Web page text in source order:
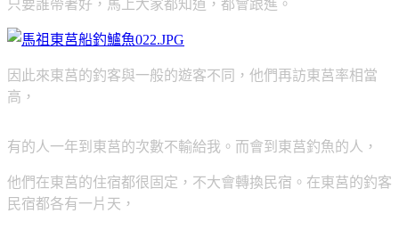
只要誰帶著好，馬上大家都知道，都會跟進。
因此來東莒的釣客與一般的遊客不同，他們再訪東莒率相當
高，
有的人一年到東莒的次數不輸給我。而會到東莒釣魚的人，
他們在東莒的住宿都很固定，不大會轉換民宿。在東莒的釣客
民宿都各有一片天，